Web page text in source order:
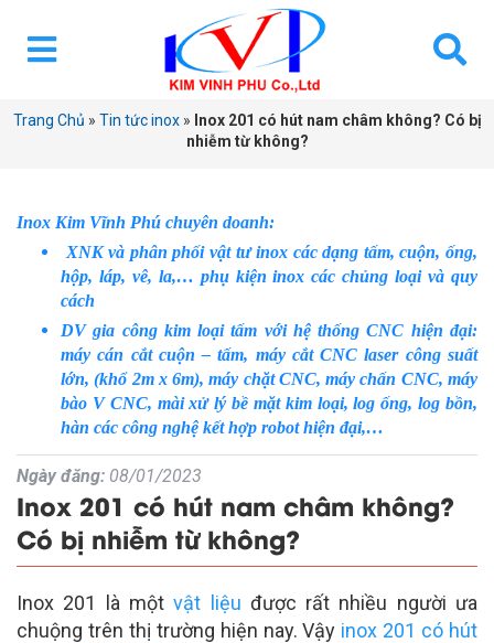
Trang Chủ » Tin tức inox» Inox 201 có hút nam châm không? Có bị
nhiễm từ không?
Inox Kim Vĩnh Phú chuyên doanh:
XNK và phân phối vật tư inox các dạng tấm, cuộn, ống,
hộp, láp, vê, la,… phụ kiện inox các chủng loại và quy
cách
DV gia công kim loại tấm với hệ thống CNC hiện đại:
máy cán cắt cuộn – tấm, máy cắt CNC laser công suất
lớn, (khổ 2m x 6m), máy chặt CNC, máy chấn CNC, máy
bào V CNC, mài xử lý bề mặt kim loại, log ống, log bồn,
hàn các công nghệ kết hợp robot hiện đại,…
Ngày đăng: 08/01/2023
Inox 201 có hút nam châm không?
Có bị nhiễm từ không?
Inox 201 là mộtvật liệu được rất nhiều người ưa
chuộng trên thị trường hiện nay. Vậy inox 201 có hút